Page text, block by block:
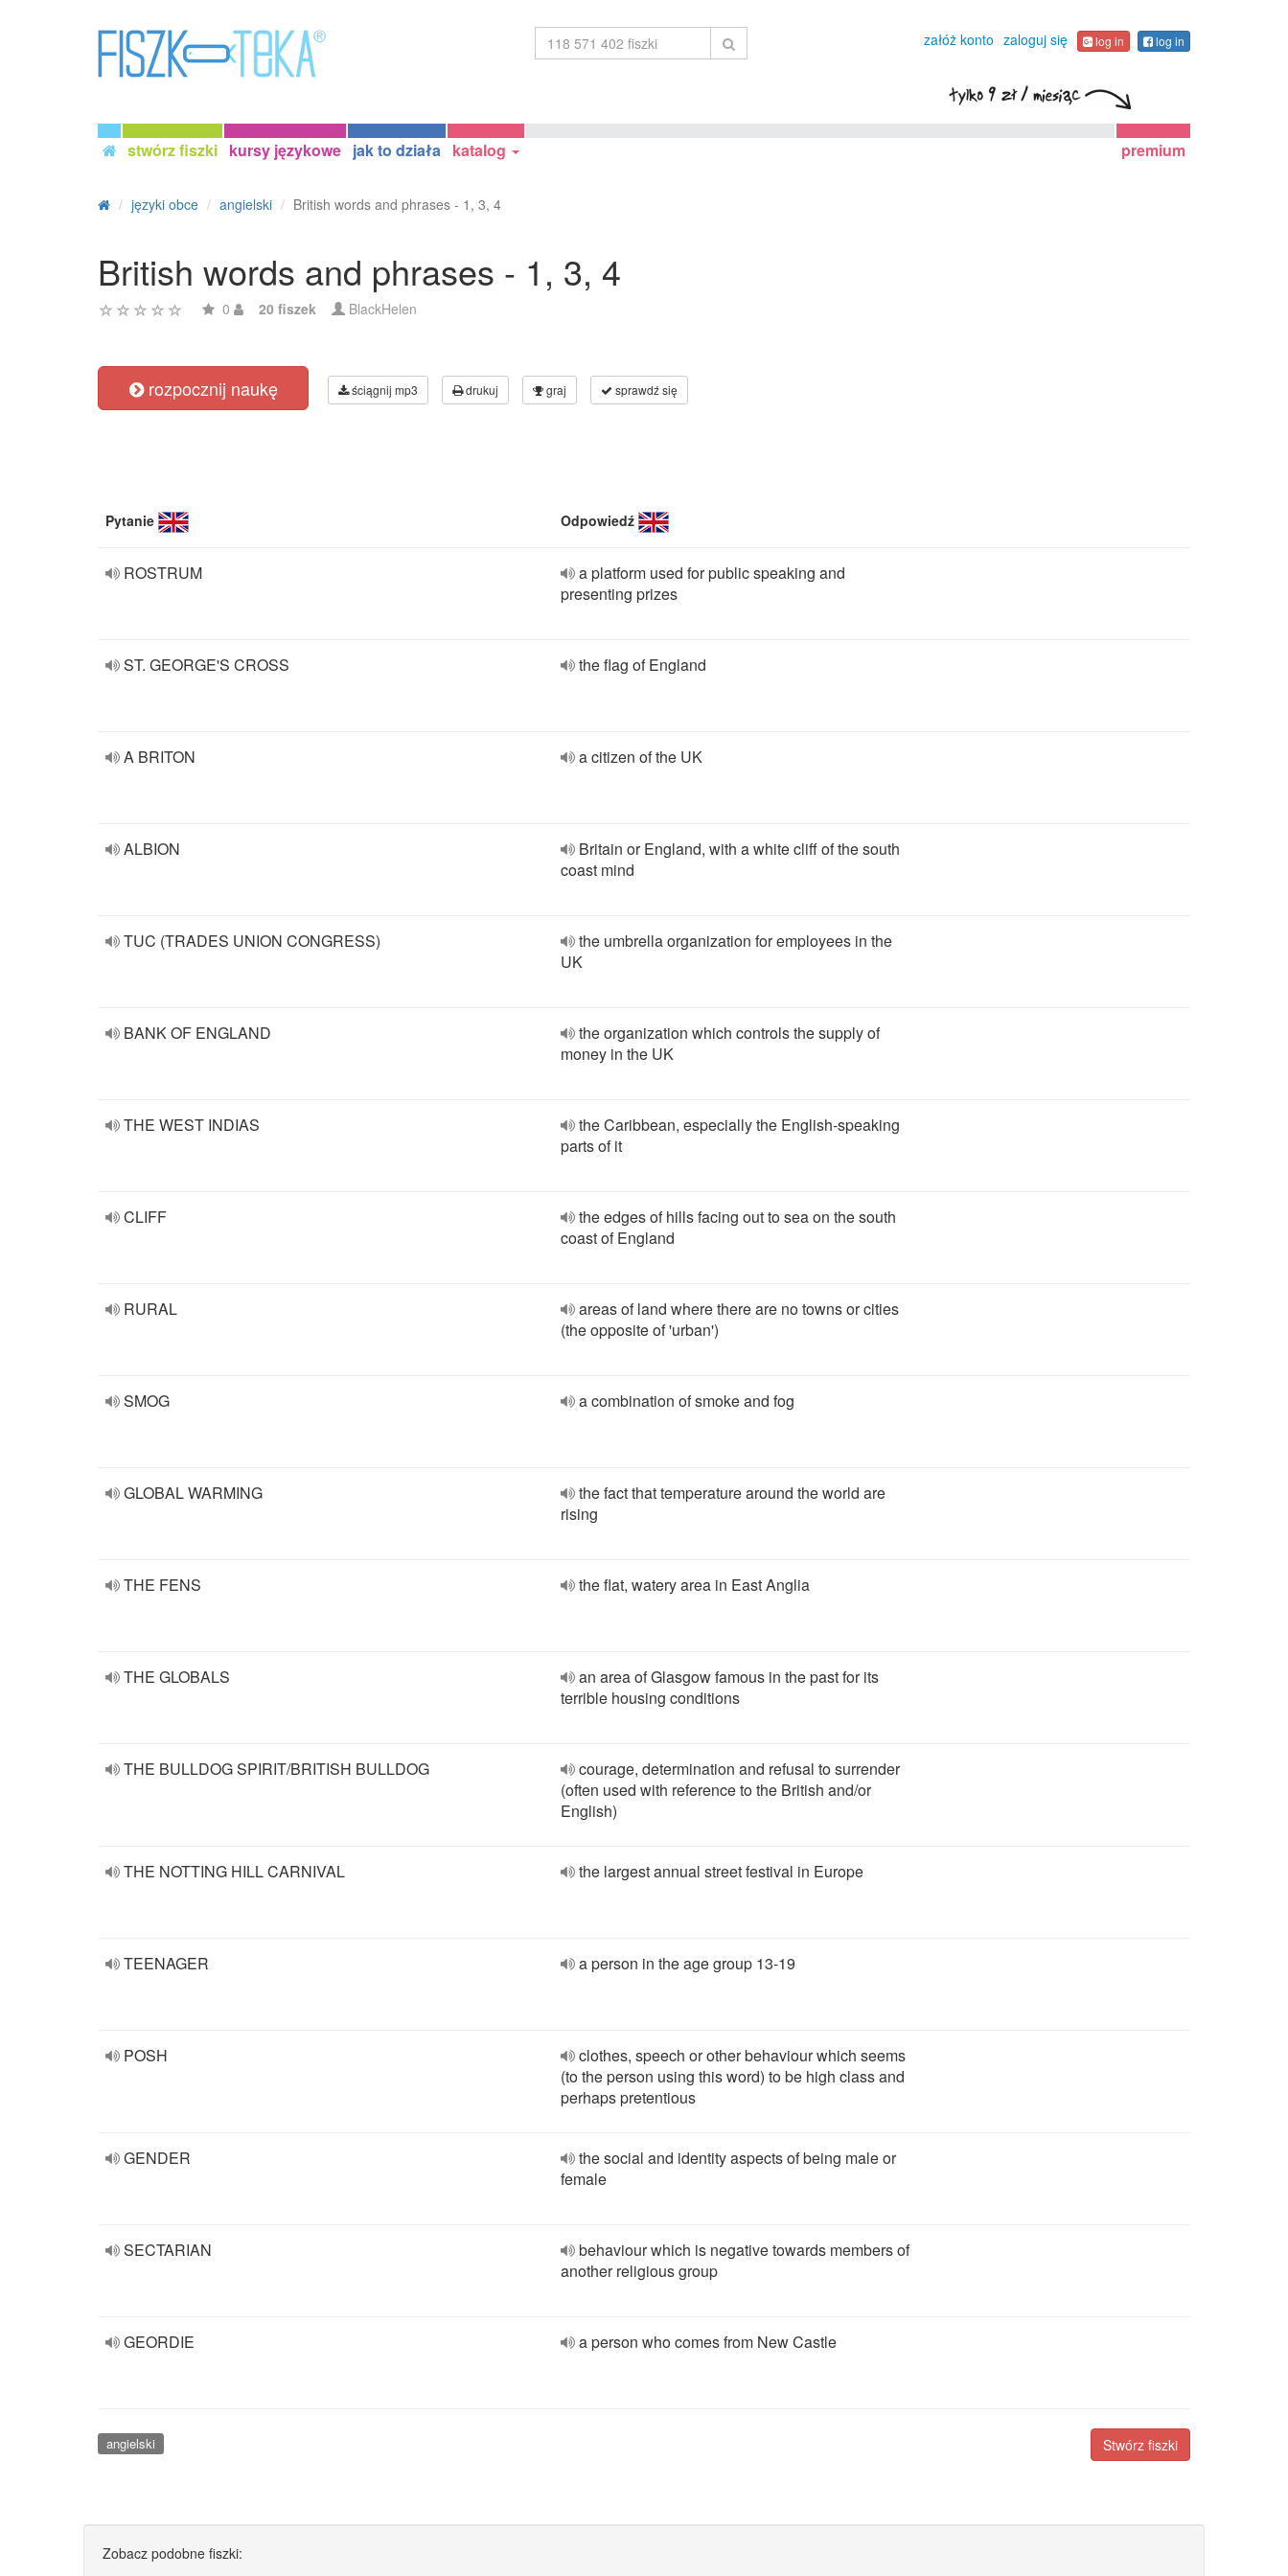
załóż konto zaloguj się log in log in
stwórz fiszki kursy językowe jak to działa katalog premium
języki obce angielski British words and phrases - 1, 3, 4
British words and phrases - 1, 3, 4
0 20 fiszek BlackHelen
rozpocznij naukę ściągnij mp3 drukuj graj sprawdź się
Pytanie Odpowiedź
ROSTRUM
a platform used for public speaking and
presenting prizes
ST. GEORGE'S CROSS the flag of England
A BRITON a citizen of the UK
ALBION
Britain or England, with a white cliff of the south
coast mind
TUC (TRADES UNION CONGRESS)
the umbrella organization for employees in the
UK
BANK OF ENGLAND
the organization which controls the supply of
money in the UK
THE WEST INDIAS
the Caribbean, especially the English-speaking
parts of it
CLIFF
the edges of hills facing out to sea on the south
coast of England
RURAL
areas of land where there are no towns or cities
(the opposite of 'urban')
SMOG a combination of smoke and fog
GLOBAL WARMING
the fact that temperature around the world are
rising
THE FENS the flat, watery area in East Anglia
THE GLOBALS
an area of Glasgow famous in the past for its
terrible housing conditions
THE BULLDOG SPIRIT/BRITISH BULLDOG
courage, determination and refusal to surrender
(often used with reference to the British and/or
English)
THE NOTTING HILL CARNIVAL the largest annual street festival in Europe
TEENAGER a person in the age group 13-19
POSH
clothes, speech or other behaviour which seems
(to the person using this word) to be high class and
perhaps pretentious
GENDER
the social and identity aspects of being male or
female
SECTARIAN
behaviour which is negative towards members of
another religious group
GEORDIE a person who comes from New Castle
Stwórz fiszki
angielski
Zobacz podobne fiszki: